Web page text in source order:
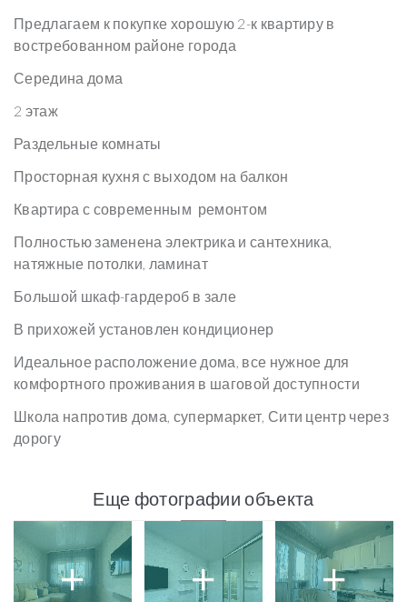
Предлагаем к покупке хорошую 2-к квартиру в
востребованном районе города
Середина дома
2 этаж
Раздельные комнаты
Просторная кухня с выходом на балкон
Квартира с современным ремонтом
Полностью заменена электрика и сантехника,
натяжные потолки, ламинат
Большой шкаф-гардероб в зале
В прихожей установлен кондиционер
Идеальное расположение дома, все нужное для
комфортного проживания в шаговой доступности
Школа напротив дома, супермаркет, Сити центр через
дорогу
Еще фотографии объекта